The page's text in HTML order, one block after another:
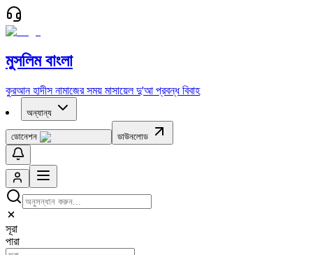
মুসলিম বাংলা
কুরআন হাদীস নামাজের সময় মাসায়েল দু'আ প্রবন্ধ বিবাহ
অন্যান্য
ডোনেশন ডাউনলোড
সূরা
পারা